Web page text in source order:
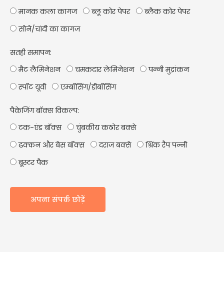
मानक कला कागज
ब्लू कोर पेपर
ब्लैक कोर पेपर
सोने/चांदी का कागज
सतही समापन:
मैट लैमिनेशन
चमकदार लेमिनेशन
पन्नी मुद्रांकन
स्पॉट यूवी
एम्बॉसिंग/डीबॉसिंग
पैकेजिंग बॉक्स विकल्प:
टक-एंड बॉक्स
चुंबकीय कठोर बक्से
ढक्कन और बेस बॉक्स
दराज बक्से
श्रिंक रैप पन्नी
बूस्टर पैक
अपना संपर्क छोड़ें